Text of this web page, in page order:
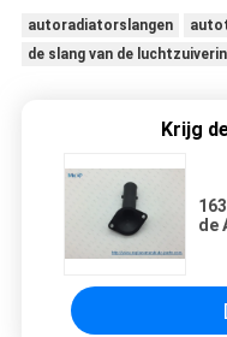
autoradiatorslangen
de slang van de
Krijg
de